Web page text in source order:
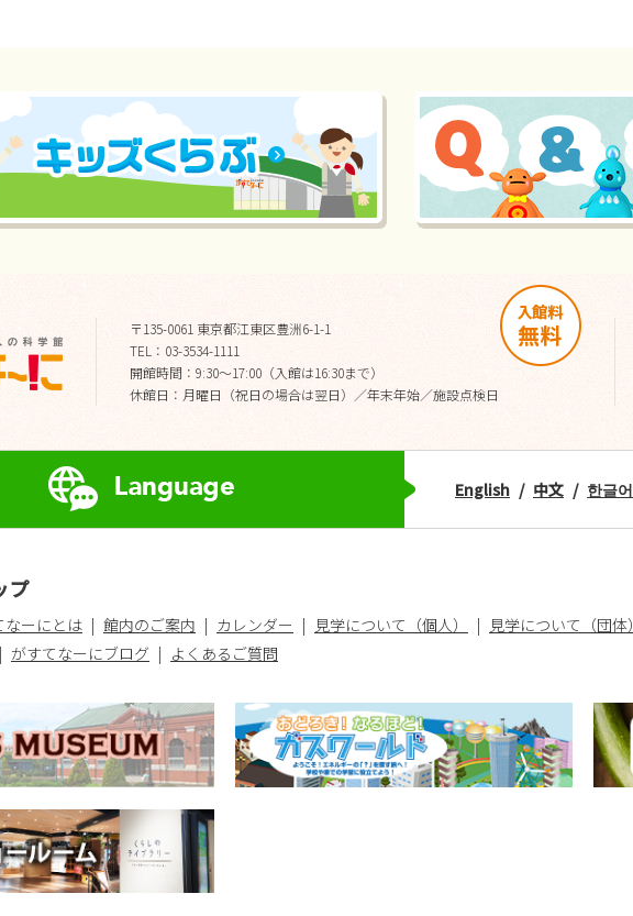
〒135-0061 東京都江東区豊洲6-1-1
TEL：03-3534-1111
開館時間：9:30～17:00（入館は16:30まで）
休館日：月曜日（祝日の場合は翌日）／年末年始／施設点検日
English 中文 한글어
プ
なーにとは 館内のご案内 カレンダー 見学について（個人） 見学について（団体）
がすてなーにブログ よくあるご質問